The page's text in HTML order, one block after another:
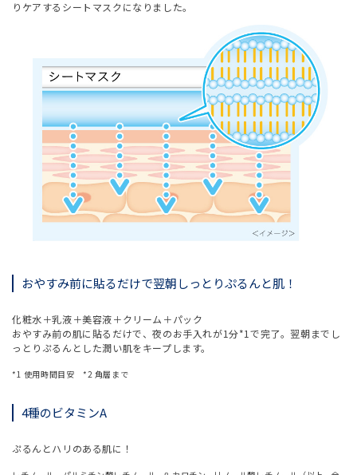
りケアするシートマスクになりました。
おやすみ前に貼るだけで翌朝しっとりぷるんと肌！
化粧水＋乳液＋美容液＋クリーム＋パック
おやすみ前の肌に貼るだけで、夜のお手入れが1分*1で完了。翌朝までし
っとりぷるんとした潤い肌をキープします。
*1 使用時間目安 *2 角層まで
4種のビタミンA
ぷるんとハリのある肌に！